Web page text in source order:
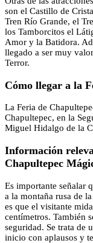
son el Castillo de
Tren Río Grande, el
los Tamborcitos el
Amor y la Batidora.
llegado a ser muy
Terror.
Cómo llegar a la
La Feria de
Chapultepec, en la
Miguel Hidalgo de la
Información
Chapultepec
Es importante señalar
a la montaña rusa de
es que el visitante
centímetros. También
seguridad. Se trata de
inicio con aplausos y